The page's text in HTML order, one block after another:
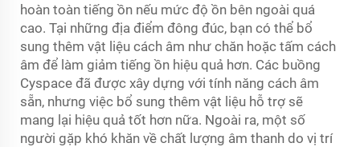
hoàn toàn tiếng ồn nếu mức độ ồn bên ngoài quá
cao. Tại những địa điểm đông đúc, bạn có thể bổ
sung thêm vật liệu cách âm như chăn hoặc tấm cách
âm để làm giảm tiếng ồn hiệu quả hơn. Các buồng
Cyspace đã được xây dựng với tính năng cách âm
sẵn, nhưng việc bổ sung thêm vật liệu hỗ trợ sẽ
mang lại hiệu quả tốt hơn nữa. Ngoài ra, một số
người gặp khó khăn về chất lượng âm thanh do vị trí